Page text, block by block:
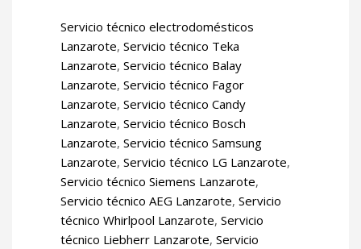
Servicio técnico electrodomésticos
Lanzarote, Servicio técnico Teka
Lanzarote, Servicio técnico Balay
Lanzarote, Servicio técnico Fagor
Lanzarote, Servicio técnico Candy
Lanzarote, Servicio técnico Bosch
Lanzarote, Servicio técnico Samsung
Lanzarote, Servicio técnico LG Lanzarote,
Servicio técnico Siemens Lanzarote,
Servicio técnico AEG Lanzarote, Servicio
técnico Whirlpool Lanzarote, Servicio
técnico Liebherr Lanzarote, Servicio